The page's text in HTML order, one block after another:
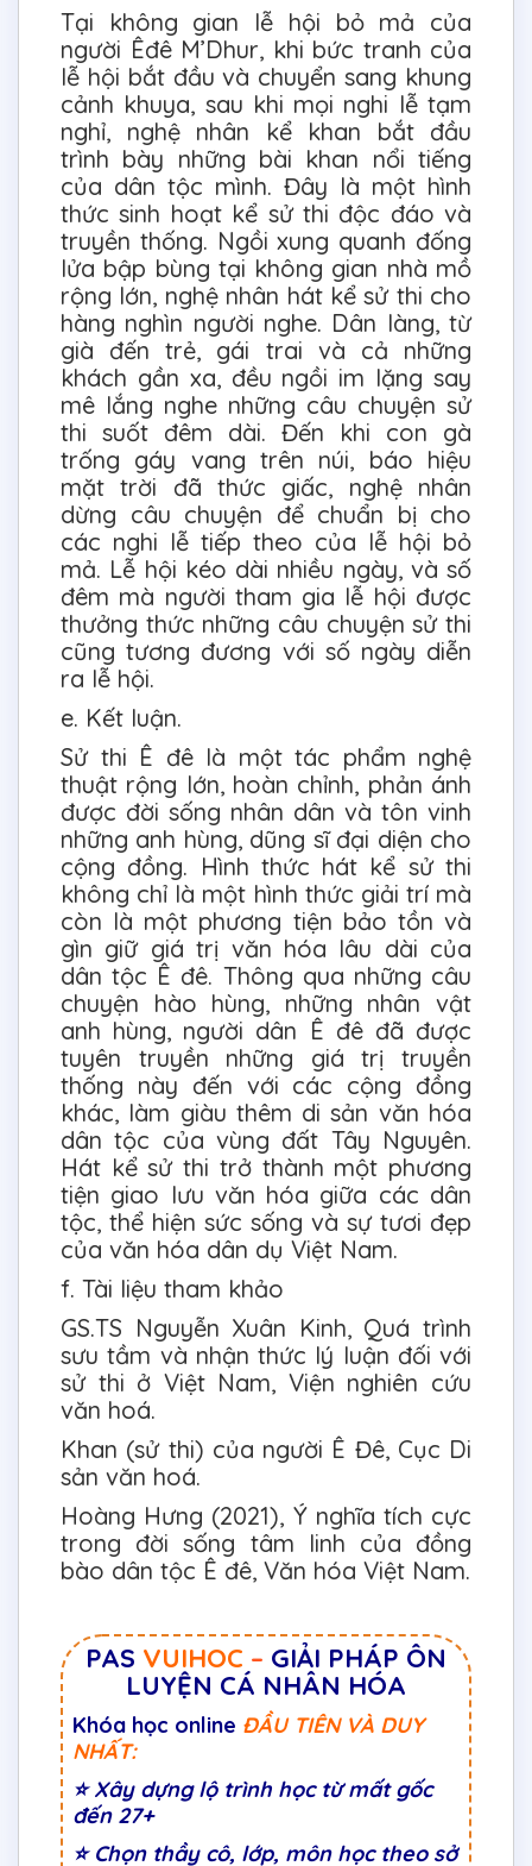
Tại không gian lễ hội bỏ mả của
người Êđê M’Dhur, khi bức tranh của
lễ hội bắt đầu và chuyển sang khung
cảnh khuya, sau khi mọi nghi lễ tạm
nghỉ, nghệ nhân kể khan bắt đầu
trình bày những bài khan nổi tiếng
của dân tộc mình. Đây là một hình
thức sinh hoạt kể sử thi độc đáo và
truyền thống. Ngồi xung quanh đống
lửa bập bùng tại không gian nhà mồ
rộng lớn, nghệ nhân hát kể sử thi cho
hàng nghìn người nghe. Dân làng, từ
già đến trẻ, gái trai và cả những
khách gần xa, đều ngồi im lặng say
mê lắng nghe những câu chuyện sử
thi suốt đêm dài. Đến khi con gà
trống gáy vang trên núi, báo hiệu
mặt trời đã thức giấc, nghệ nhân
dừng câu chuyện để chuẩn bị cho
các nghi lễ tiếp theo của lễ hội bỏ
mả. Lễ hội kéo dài nhiều ngày, và số
đêm mà người tham gia lễ hội được
thưởng thức những câu chuyện sử thi
cũng tương đương với số ngày diễn
ra lễ hội.
e. Kết luận.
Sử thi Ê đê là một tác phẩm nghệ
thuật rộng lớn, hoàn chỉnh, phản ánh
được đời sống nhân dân và tôn vinh
những anh hùng, dũng sĩ đại diện cho
cộng đồng. Hình thức hát kể sử thi
không chỉ là một hình thức giải trí mà
còn là một phương tiện bảo tồn và
gìn giữ giá trị văn hóa lâu dài của
dân tộc Ê đê. Thông qua những câu
chuyện hào hùng, những nhân vật
anh hùng, người dân Ê đê đã được
tuyên truyền những giá trị truyền
thống này đến với các cộng đồng
khác, làm giàu thêm di sản văn hóa
dân tộc của vùng đất Tây Nguyên.
Hát kể sử thi trở thành một phương
tiện giao lưu văn hóa giữa các dân
tộc, thể hiện sức sống và sự tươi đẹp
của văn hóa dân dụ Việt Nam.
f. Tài liệu tham khảo
GS.TS Nguyễn Xuân Kinh, Quá trình
sưu tầm và nhận thức lý luận đối với
sử thi ở Việt Nam, Viện nghiên cứu
văn hoá.
Khan (sử thi) của người Ê Đê, Cục Di
sản văn hoá.
Hoàng Hưng (2021), Ý nghĩa tích cực
trong đời sống tâm linh của đồng
bào dân tộc Ê đê, Văn hóa Việt Nam.
PAS VUIHOC – GIẢI PHÁP ÔN
LUYỆN CÁ NHÂN HÓA
Khóa học online ĐẦU TIÊN VÀ DUY
NHẤT:
⭐Xây dựng lộ trình học từ mất gốc
đến 27+
⭐ Chọn thầy cô, lớp, môn học theo sở